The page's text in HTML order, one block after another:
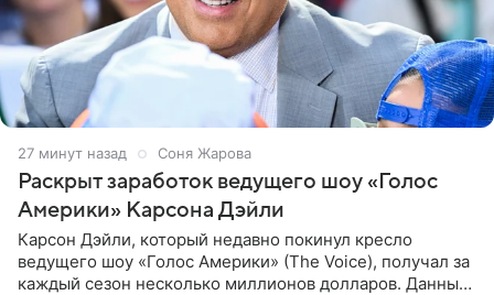
27 минут назад Соня Жарова
Раскрыт заработок ведущего шоу «Голос
Америки» Карсона Дэйли
Карсон Дэйли, который недавно покинул кресло
ведущего шоу «Голос Америки» (The Voice), получал за
каждый сезон несколько миллионов долларов. Данные